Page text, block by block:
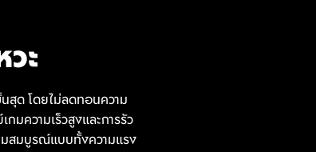
ะ
สุด โดยไม่ลดทอนความ
มความเร็วสูงและการรัว
สมบูรณ์แบบทั้งความแรง